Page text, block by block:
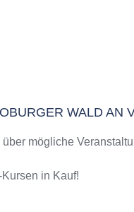
WALD AN
mögliche
in Kauf!